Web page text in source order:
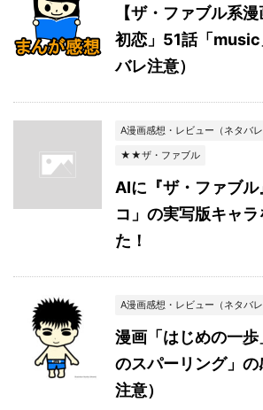
【ザ・ファブル系
初恋」51話「
バレ注意）
A漫画感想・レビュー（ネタバレ
★★ザ・ファブル
AIに『ザ・ファブ
コ」の実写版キャ
た！
A漫画感想・レビュー（ネタバレ
漫画「はじめの一
のスパーリング」
注意）